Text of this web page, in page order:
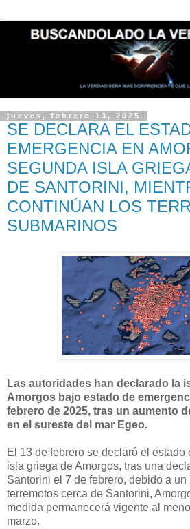
jueves, febrero 13, 2025
SE DECLARA EL
EMERGENCIA EN
SEGUNDA ISLA
DE SANTORINI,
CONTINÚAN LOS
SUBMARINOS
Las autoridades han declarado la
Amorgos bajo estado de
febrero de 2025, tras un aumento
en el sureste del mar Egeo.
El 13 de febrero se declaró el estado
isla griega de Amorgos, tras una
Santorini el 7 de febrero, debido a
terremotos cerca de Santorini,
medida permanecerá vigente al
marzo.